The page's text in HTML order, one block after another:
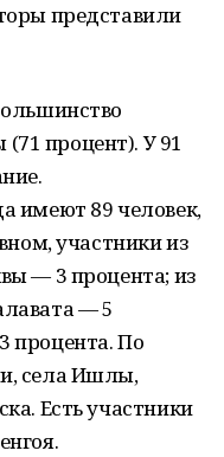
представили
процент). У 91
имеют 89 человек,
участники из
— 3 процента; из
— 5
процента. По
села Ишлы,
Есть участники